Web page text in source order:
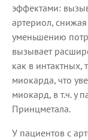
эффектами:
артериол,
уменьшению
вызывает
как в интактных,
миокарда, что
миокард, в т.ч. у
Принцметала.
У пациентов с